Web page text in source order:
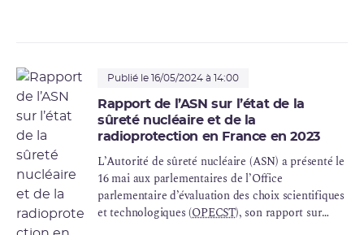
Publié le 16/05/2024 à 14:00
Rapport de l’ASN sur l’état de la
sûreté nucléaire et de la
radioprotection en France en 2023
L’Autorité de sûreté nucléaire (ASN) a présenté le
16 mai aux parlementaires de l’Office
parlementaire d’évaluation des choix scientifiques
et technologiques (OPECST), son rapport sur